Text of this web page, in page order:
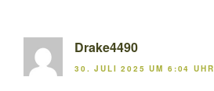
Drake4490
30. JULI 2025 UM 6:04 UHR